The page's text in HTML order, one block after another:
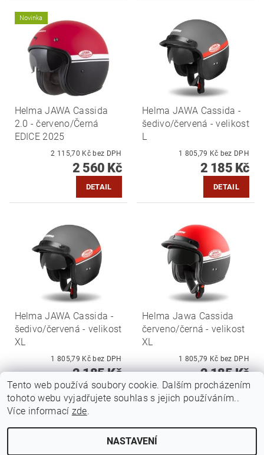
Novinka
Helma JAWA Cassida
2.0 - červeno/Černá
EDICE 2025
2 115,70 Kč bez DPH
2 560 Kč
DETAIL
Helma JAWA Cassida -
šedivo/červená - velikost
L
1 805,79 Kč bez DPH
2 185 Kč
DETAIL
Helma JAWA Cassida -
šedivo/červená - velikost
XL
1 805,79 Kč bez DPH
2 185 Kč
DETAIL
Helma Jawa Cassida
červeno/černá - velikost
XL
1 805,79 Kč bez DPH
2 185 Kč
Tento web používá soubory cookie. Dalším procházením
tohoto webu vyjadřujete souhlas s jejich používáním..
Více informací zde.
NASTAVENÍ